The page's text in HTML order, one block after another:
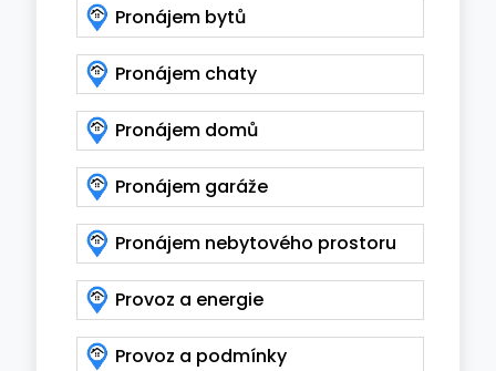
Pronájem bytů
Pronájem chaty
Pronájem domů
Pronájem garáže
Pronájem nebytového prostoru
Provoz a energie
Provoz a podmínky